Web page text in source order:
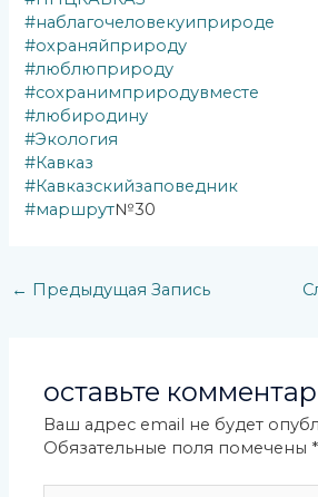
#наблагочеловекуиприроде
#охраняйприроду
#люблюприроду
#сохранимприродувместе
#любиродину
#Экология
#Кавказ
#Кавказскийзаповедник
#маршрут№30
← Предыдущая Запись
оставьте
Ваш адрес email не будет
Обязательные поля помечены *